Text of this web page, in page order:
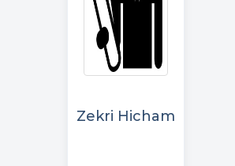
Zekri Hicham